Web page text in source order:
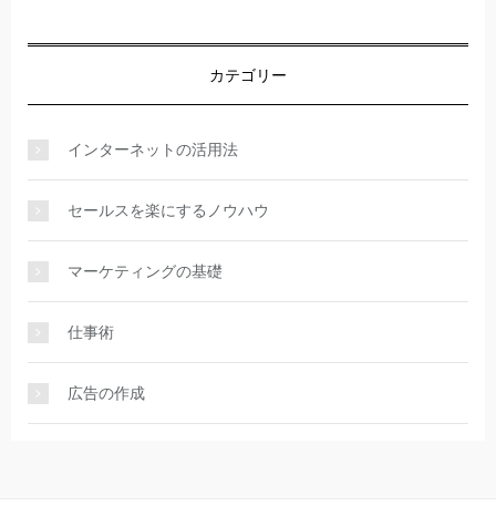
カテゴリー
インターネットの活用法
セールスを楽にするノウハウ
マーケティングの基礎
仕事術
広告の作成